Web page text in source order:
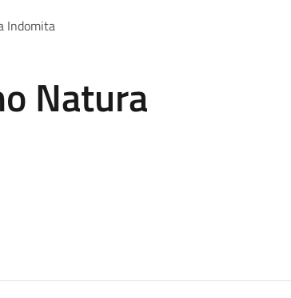
Indomita
Natura